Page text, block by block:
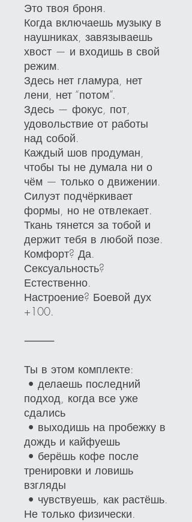
Это твоя броня.
Когда включаешь музыку в
наушниках, завязываешь
хвост — и входишь в свой
режим.
Здесь нет гламура, нет
лени, нет “потом”.
Здесь — фокус, пот,
удовольствие от работы
над собой.
Каждый шов продуман,
чтобы ты не думала ни о
чём — только о движении.
Силуэт подчёркивает
формы, но не отвлекает.
Ткань тянется за тобой и
держит тебя в любой позе.
Комфорт? Да.
Сексуальность?
Естественно.
Настроение? Боевой дух
+100.
⸻
Ты в этом комплекте:
• делаешь последний
подход, когда все уже
сдались
• выходишь на пробежку в
дождь и кайфуешь
• берёшь кофе после
тренировки и ловишь
взгляды
• чувствуешь, как растёшь.
Не только физически.